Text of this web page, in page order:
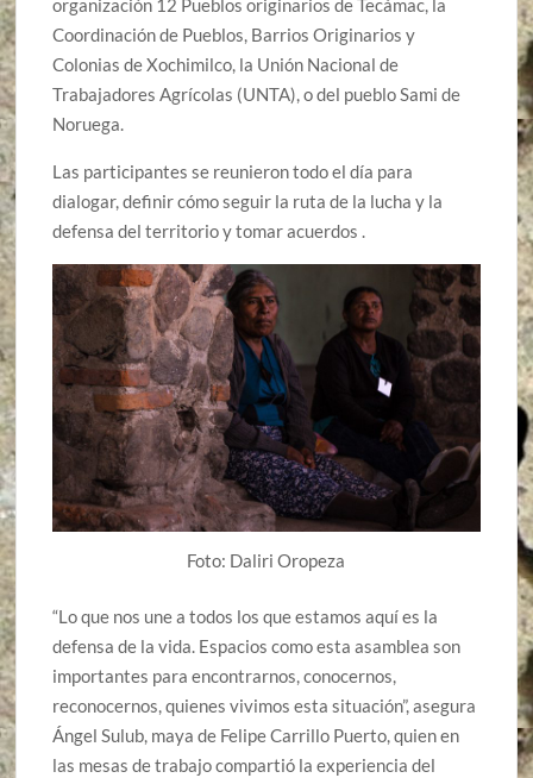
organización 12 Pueblos originarios de Tecámac, la
Coordinación de Pueblos, Barrios Originarios y
Colonias de Xochimilco, la Unión Nacional de
Trabajadores Agrícolas (UNTA), o del pueblo Sami de
Noruega.
Las participantes se reunieron todo el día para
dialogar, definir cómo seguir la ruta de la lucha y la
defensa del territorio y tomar acuerdos .
Foto: Daliri Oropeza
“Lo que nos une a todos los que estamos aquí es la
defensa de la vida. Espacios como esta asamblea son
importantes para encontrarnos, conocernos,
reconocernos, quienes vivimos esta situación”, asegura
Ángel Sulub, maya de Felipe Carrillo Puerto, quien en
las mesas de trabajo compartió la experiencia del